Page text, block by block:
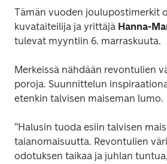
Tämän vuoden joulupostimerkit
kuvataiteilija ja yrittäjä Hanna-
tulevat myyntiin 6. marraskuuta.
Merkeissä nähdään revontulien
poroja. Suunnittelun
etenkin talvisen maiseman lumo.
”Halusin tuoda esiin talvisen
taianomaisuutta. Revontulien
odotuksen taikaa ja juhlan